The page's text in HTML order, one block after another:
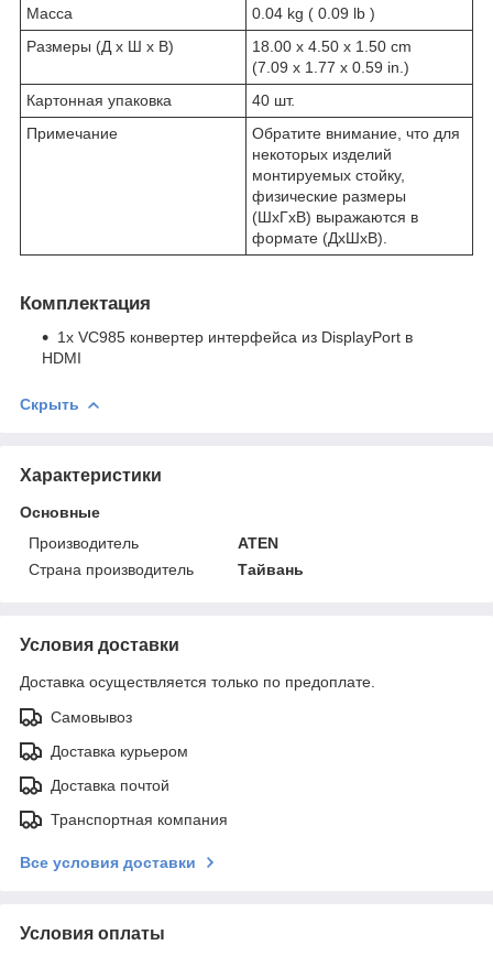
Масса
0.04 kg ( 0.09 lb )
Размеры (Д х Ш х В)
18.00 x 4.50 x 1.50 cm
(7.09 x 1.77 x 0.59 in.)
Картонная упаковка
40 шт.
Примечание
Обратите внимание, что для
некоторых изделий
монтируемых стойку,
физические размеры
(ШxГxВ) выражаются в
формате (ДxШxВ).
Комплектация
1x VC985 конвертер интерфейса из DisplayPort в
HDMI
Скрыть
Характеристики
Основные
Производитель
ATEN
Страна производитель
Тайвань
Условия доставки
Доставка осуществляется только по предоплате.
Самовывоз
Доставка курьером
Доставка почтой
Транспортная компания
Все условия доставки
Условия оплаты